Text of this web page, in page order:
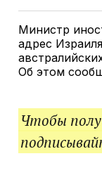
Министр
адрес
Об этом
Чтобы